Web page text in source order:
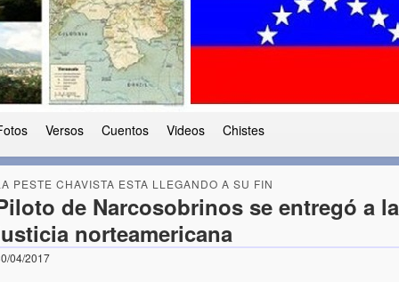
Versos Cuentos Videos Chistes
PESTE CHAVISTA ESTA LLEGANDO A SU FIN
de Narcosobrinos se entregó a la
norteamericana
04/2017